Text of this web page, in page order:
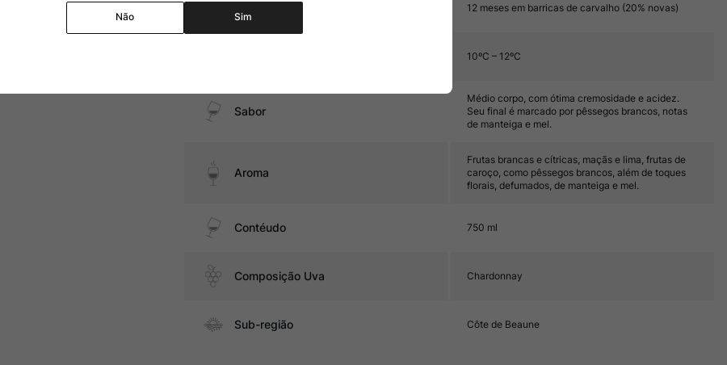
Amadurecimento 12 meses em barricas de carvalho (20% novas)
10ºC – 12ºC
Sabor
Médio corpo, com ótima cremosidade e acidez.
Seu final é marcado por pêssegos brancos, notas
de manteiga e mel.
Aroma
Frutas brancas e cítricas, maçãs e lima, frutas de
caroço, como pêssegos brancos, além de toques
florais, defumados, de manteiga e mel.
Contéudo 750 ml
Composição Uva Chardonnay
Sub-região Côte de Beaune
Não Sim